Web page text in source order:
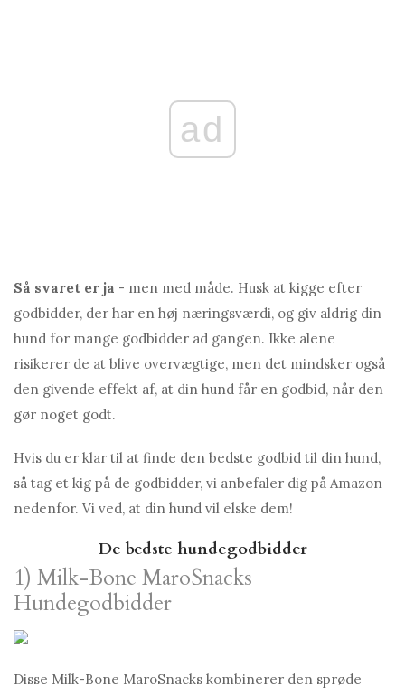
ad
Så svaret er ja - men med måde. Husk at kigge efter
godbidder, der har en høj næringsværdi, og giv aldrig din
hund for mange godbidder ad gangen. Ikke alene
risikerer de at blive overvægtige, men det mindsker også
den givende effekt af, at din hund får en godbid, når den
gør noget godt.
Hvis du er klar til at finde den bedste godbid til din hund,
så tag et kig på de godbidder, vi anbefaler dig på Amazon
nedenfor. Vi ved, at din hund vil elske dem!
De bedste hundegodbidder
1) Milk-Bone MaroSnacks
Hundegodbidder
Disse Milk-Bone MaroSnacks kombinerer den sprøde